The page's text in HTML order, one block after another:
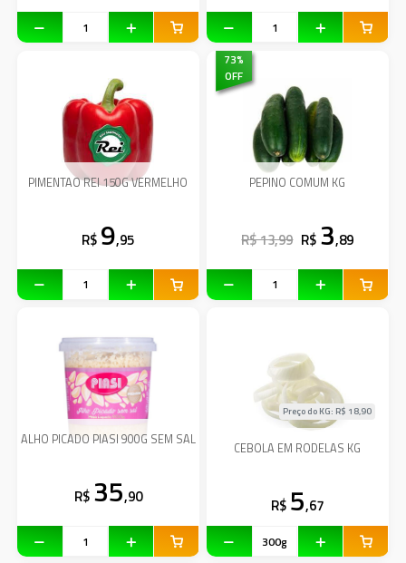
PIMENTAO REI 150G VERMELHO
R$ 9,95
73%
OFF
PEPINO COMUM KG
R$ 13,99 R$ 3,89
ALHO PICADO PIASI 900G SEM SAL
R$ 35,90
CEBOLA EM RODELAS KG
Preço do KG: R$ 18,90
R$ 5,67